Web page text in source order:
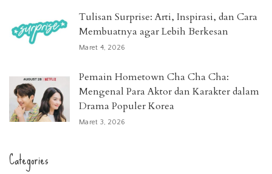
Tulisan Surprise: Arti, Inspirasi, dan Cara
Membuatnya agar Lebih Berkesan
Maret 4, 2026
Pemain Hometown Cha Cha Cha:
Mengenal Para Aktor dan Karakter dalam
Drama Populer Korea
Maret 3, 2026
Categories